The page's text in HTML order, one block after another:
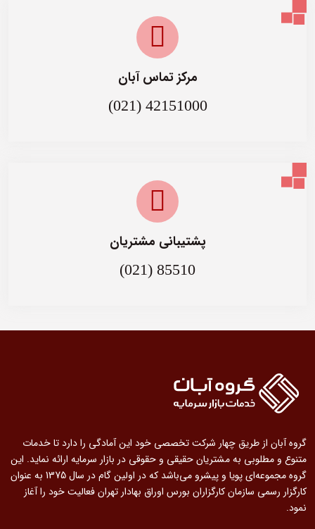
مرکز تماس آبان
(021) 42151000
پشتیبانی مشتریان
(021) 85510
گروه آبان از طریق چهار شرکت تخصصی خود این آمادگی را دارد تا خدمات
متنوع و مطلوبی به مشتریان حقیقی و حقوقی در بازار سرمایه ارائه نماید. این
گروه مجموعه‌ای پویا و پیشرو می‌باشد که در اولین گام در سال 1375 به عنوان
کارگزار رسمی سازمان کارگزاران بورس اوراق بهادار تهران فعالیت خود را آغاز
نمود.